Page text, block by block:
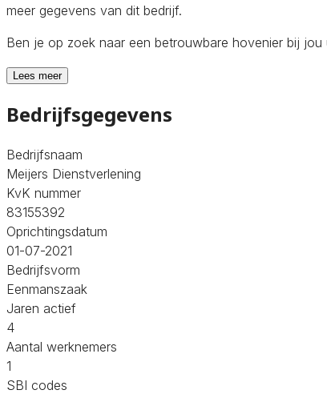
meer gegevens van dit bedrijf.
Ben je op zoek naar een betrouwbare hovenier bij
Lees meer
Bedrijfsgegevens
Bedrijfsnaam
Meijers Dienstverlening
KvK nummer
83155392
Oprichtingsdatum
01-07-2021
Bedrijfsvorm
Eenmanszaak
Jaren actief
4
Aantal werknemers
1
SBI codes